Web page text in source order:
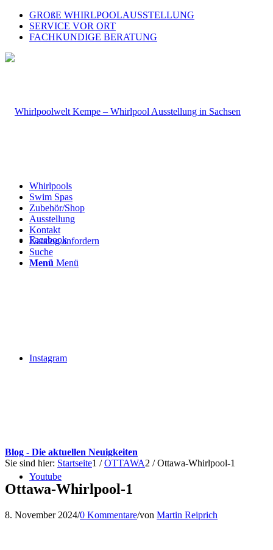
GROßE WHIRLPOOLAUSSTELLUNG
SERVICE VOR ORT
FACHKUNDIGE BERATUNG
Facebook
Instagram
Youtube
Whirlpools
Swim Spas
Zubehör/Shop
Ausstellung
Kontakt
Katalog anfordern
Suche
Menü Menü
Blog - Die aktuellen Neuigkeiten
Sie sind hier: Startseite1 / OTTAWA2 / Ottawa-Whirlpool-1
Ottawa-Whirlpool-1
8. November 2024/0 Kommentare/von Martin Reiprich